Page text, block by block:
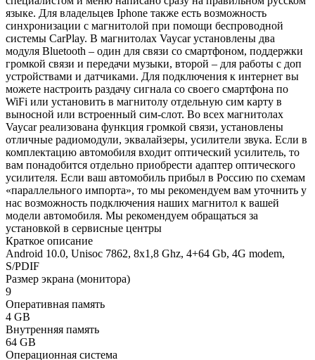
языке. Для владельцев Iphone также есть возможность
синхронизации с магнитолой при помощи беспроводной
системы CarPlay. В магнитолах Vaycar установлены два
модуля Bluetooth – один для связи со смартфоном, поддержки
громкой связи и передачи музыки, второй – для работы с доп
устройствами и датчиками. Для подключения к интернет вы
можете настроить раздачу сигнала со своего смартфона по
WiFi или установить в магнитолу отдельную сим карту в
выносной или встроенный сим-слот. Во всех магнитолах
Vaycar реализована функция громкой связи, установлены
отличные радиомодули, эквалайзеры, усилители звука. Если в
комплектацию автомобиля входит оптический усилитель, то
вам понадобится отдельно приобрести адаптер оптического
усилителя. Если ваш автомобиль прибыл в Россию по схемам
«параллельного импорта», то мы рекомендуем вам уточнить у
нас возможность подключения наших магнитол к вашей
модели автомобиля. Мы рекомендуем обращаться за
установкой в сервисные центры
Краткое описание
Android 10.0, Unisoc 7862, 8х1,8 Ghz, 4+64 Gb, 4G modem,
S/PDIF
Размер экрана (монитора)
9
Оперативная память
4 GB
Внутренняя память
64 GB
Операционная система